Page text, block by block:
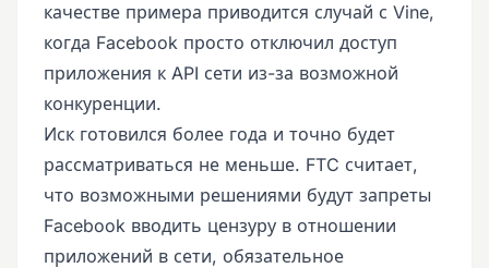
качестве примера приводится случай с Vine,
когда Facebook просто отключил доступ
приложения к API сети из-за возможной
конкуренции.
Иск готовился более года и точно будет
рассматриваться не меньше. FTC считает,
что возможными решениями будут запреты
Facebook вводить цензуру в отношении
приложений в сети, обязательное